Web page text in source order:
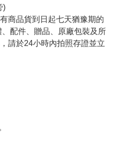
)
商品貨到日起七天猶豫期的
配件、贈品、原廠包裝及所
請於24小時內拍照存證並立